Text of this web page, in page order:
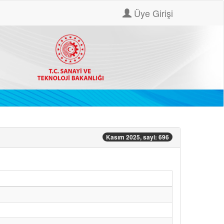
Üye Girişi
Kasım 2025, sayi: 696